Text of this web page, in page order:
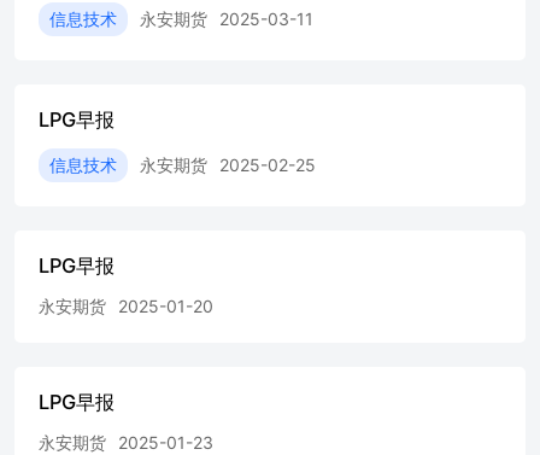
信息技术 永安期货 2025-03-11
LPG早报
信息技术 永安期货 2025-02-25
LPG早报
永安期货 2025-01-20
LPG早报
永安期货 2025-01-23